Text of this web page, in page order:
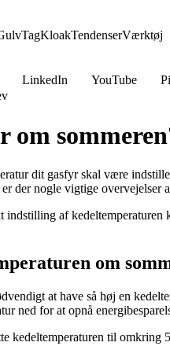
TagKloakTendenserVærktøj
LinkedIn YouTube
om
dit gasfyr skal være
der nogle vigtige overvejelser
af kedeltemperaturen
om
at have så høj en
ned for at opnå
kedeltemperaturen til